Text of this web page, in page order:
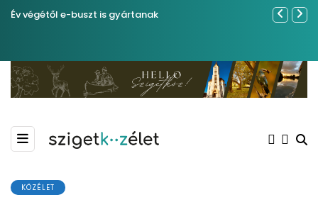
Év végétől e-buszt is gyártanak Sose
KÖZÉLET